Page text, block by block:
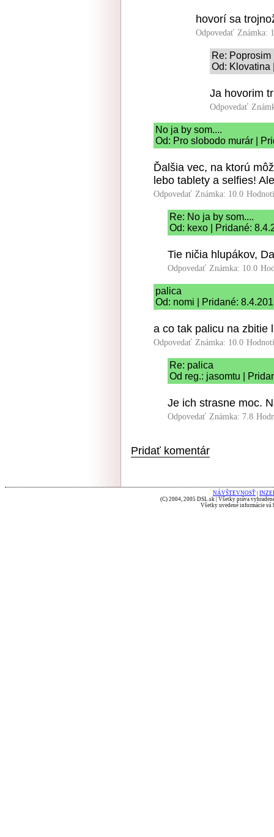
hovorí sa
Odpovedať Známka:
Re:
Od: Klovatina
Ja hovorim
Odpovedať
No ja by som....
Od: Pro slobodo murár |
Ďalšia vec, na ktorú
lebo tablety a selfies!
Odpovedať Známka: 10.0
Re: No ja by som....
Od: kexo | Pridané:
Tie ničia hlupákov,
Odpovedať Známka: 10.0
palica
Od: nomi | Pridané:
a co tak palicu na zbitie
Odpovedať Známka: 10.0
Re: palica
Od reg.: jasomtu |
Je ich strasne moc.
Odpovedať Známka: 7.8
Pridať komentár
NÁVŠTEVNOSŤ
(C) 2004, 2005 DSL.sk | Všetky práva
Všetky uvedené informácie sú